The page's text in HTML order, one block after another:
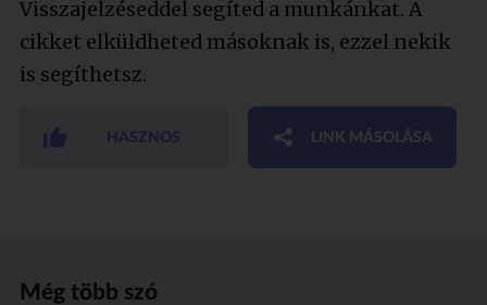
Visszajelzéseddel segíted a munkánkat. A
cikket elküldheted másoknak is, ezzel nekik
is segíthetsz.
HASZNOS LINK MÁSOLÁSA
Még több szó